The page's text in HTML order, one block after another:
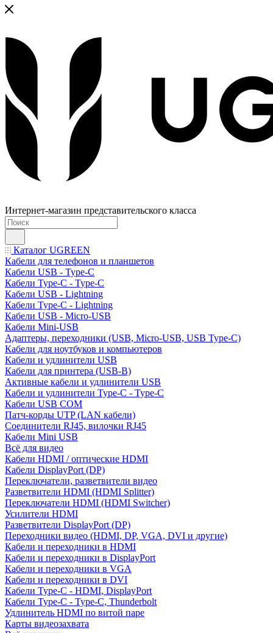
Интернет-магазин представительского класса
Каталог UGREEN
Кабели для телефонов и планшетов
Кабели USB - Type-C
Кабели Type-C - Type-C
Кабели USB - Lightning
Кабели Type-C - Lightning
Кабели USB - Micro-USB
Кабели Mini-USB
Адаптеры, переходники (USB, Micro-USB, USB Type-C)
Кабели для ноутбуков и компьютеров
Кабели и удлинители USB
Кабели для принтера (USB-B)
Активные кабели и удлинители USB
Кабели и удлинители Type-C - Type-C
Кабели USB COM
Патч-корды UTP (LAN кабели)
Соединители RJ45, вилочки RJ45
Кабели Mini USB
Всё для видео
Кабели HDMI / оптические HDMI
Кабели DisplayPort (DP)
Переключатели, разветвители видео
Разветвители HDMI (HDMI Splitter)
Переключатели HDMI (HDMI Switcher)
Усилители HDMI
Разветвители DisplayPort (DP)
Переходники видео (HDMI, DP, VGA, DVI и другие)
Кабели и переходники в HDMI
Кабели и переходники в DisplayPort
Кабели и переходники в VGA
Кабели и переходники в DVI
Кабели Type-C - HDMI, DisplayPort
Кабели Type-C - Type-C, Thunderbolt
Удлинитель HDMI по витой паре
Карты видеозахвата